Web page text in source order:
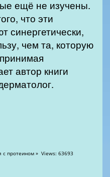
ещё не изучены.
что эти
синергетически,
чем та, которую
автор книги
» Views: 63693